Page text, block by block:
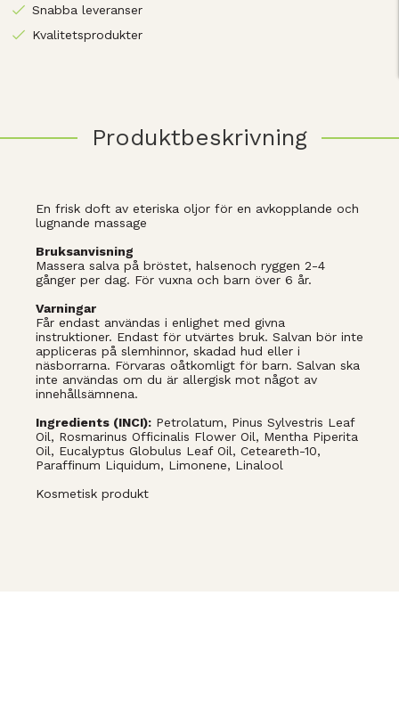
Snabba leveranser
Kvalitetsprodukter
Produktbeskrivning
En frisk doft av eteriska oljor för en avkopplande och
lugnande massage
Bruksanvisning
Massera salva på bröstet, halsenoch ryggen 2-4
gånger per dag. För vuxna och barn över 6 år.
Varningar
Får endast användas i enlighet med givna
instruktioner. Endast för utvärtes bruk. Salvan bör inte
appliceras på slemhinnor, skadad hud eller i
näsborrarna. Förvaras oåtkomligt för barn. Salvan ska
inte användas om du är allergisk mot något av
innehållsämnena.
Ingredients (INCI): Petrolatum, Pinus Sylvestris Leaf
Oil, Rosmarinus Officinalis Flower Oil, Mentha Piperita
Oil, Eucalyptus Globulus Leaf Oil, Ceteareth-10,
Paraffinum Liquidum, Limonene, Linalool
Kosmetisk produkt